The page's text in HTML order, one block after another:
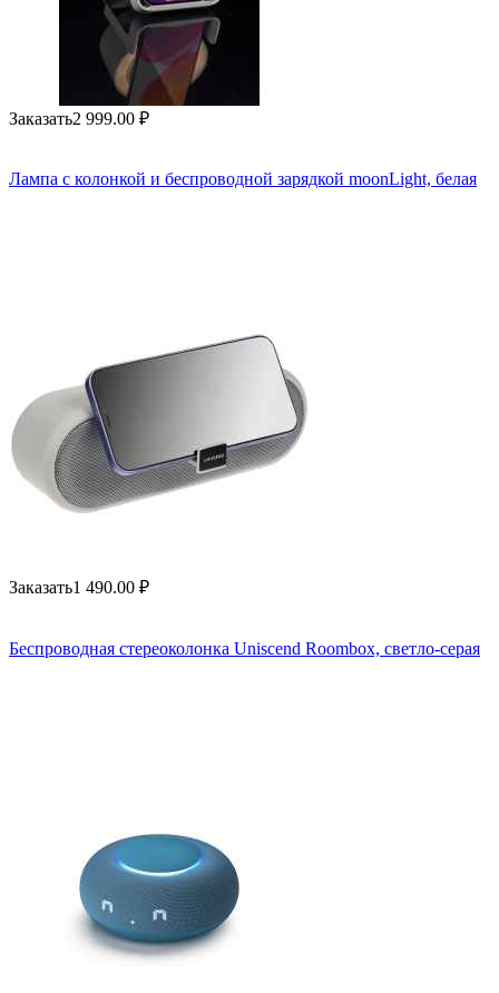
Заказать2 999.00 ₽
Лампа с колонкой и беспроводной зарядкой moonLight, белая
Заказать1 490.00 ₽
Беспроводная стереоколонка Uniscend Roombox, светло-серая